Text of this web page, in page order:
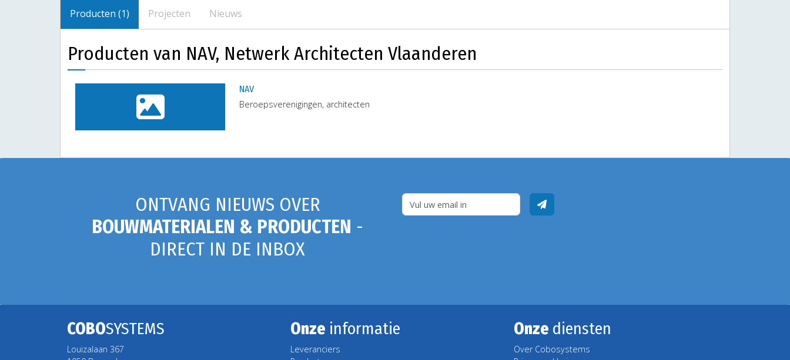
Producten (1) Projecten Nieuws
Producten van NAV, Netwerk Architecten Vlaanderen
NAV
Beroepsverenigingen, architecten
ONTVANG NIEUWS OVER
BOUWMATERIALEN & PRODUCTEN -
DIRECT IN DE INBOX
COBOSYSTEMS
Louizalaan 367
Onze informatie
Leveranciers
Onze diensten
Over Cobosystems